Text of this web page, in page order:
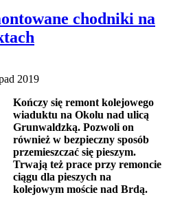
chodniki na
2019
Kończy się remont kolejowego
wiaduktu na Okolu nad ulicą
Grunwaldzką. Pozwoli on
również w bezpieczny sposób
przemieszczać się pieszym.
Trwają też prace przy remoncie
ciągu dla pieszych na
kolejowym moście nad Brdą.